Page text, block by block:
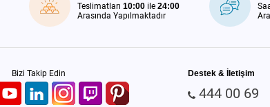
Teslimatları10:00 ile24:00
Arasında Yapılmaktadır
Bizi Takip Edin Destek & İletişim
444 00 69